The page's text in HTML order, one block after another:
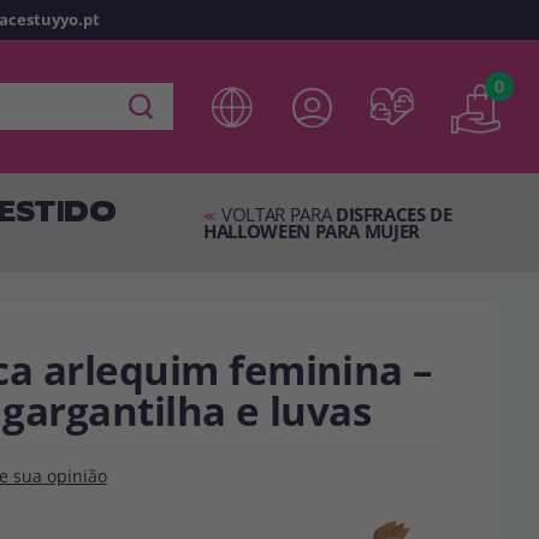
0
<< VOLTAR PARA DISFRACES DE
HALLOWEEN PARA MUJER
arlequim feminina –
e luvas
sua opinião